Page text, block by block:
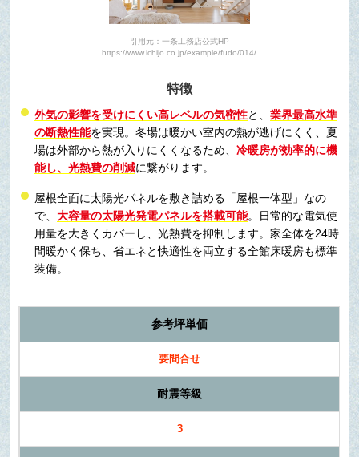
引用元：一条工務店公式HP
https://www.ichijo.co.jp/example/fudo/014/
特徴
外気の影響を受けにくい高レベルの気密性と、業界最高水準
の断熱性能を実現。冬場は暖かい室内の熱が逃げにくく、夏
場は外部から熱が入りにくくなるため、冷暖房が効率的に機
能し、光熱費の削減に繋がります。
屋根全面に太陽光パネルを敷き詰める「屋根一体型」なの
で、大容量の太陽光発電パネルを搭載可能。日常的な電気使
用量を大きくカバーし、光熱費を抑制します。家全体を24時
間暖かく保ち、省エネと快適性を両立する全館床暖房も標準
装備。
参考坪単価
要問合せ
耐震等級
3